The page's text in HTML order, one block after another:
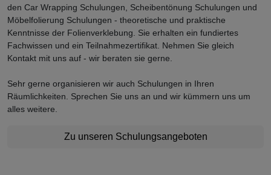
den Car Wrapping Schulungen, Scheibentönung Schulungen und
Möbelfolierung Schulungen - theoretische und praktische
Kenntnisse der Folienverklebung. Sie erhalten ein fundiertes
Fachwissen und ein Teilnahmezertifikat. Nehmen Sie gleich
Kontakt mit uns auf - wir beraten sie gerne.
Sehr gerne organisieren wir auch Schulungen in Ihren
Räumlichkeiten. Sprechen Sie uns an und wir kümmern uns um
alles weitere.
Zu unseren Schulungsangeboten